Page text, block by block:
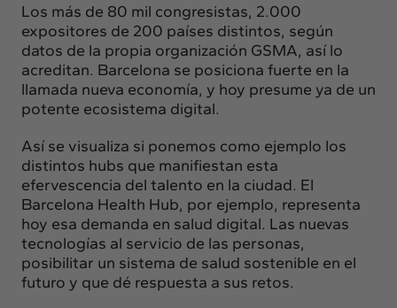
Los más de 80 mil congresistas, 2.000
expositores de 200 países distintos, según
datos de la propia organización GSMA, así lo
acreditan. Barcelona se posiciona fuerte en la
llamada nueva economía, y hoy presume ya de un
potente ecosistema digital.
Así se visualiza si ponemos como ejemplo los
distintos hubs que manifiestan esta
efervescencia del talento en la ciudad. El
Barcelona Health Hub, por ejemplo, representa
hoy esa demanda en salud digital. Las nuevas
tecnologías al servicio de las personas,
posibilitar un sistema de salud sostenible en el
futuro y que dé respuesta a sus retos.